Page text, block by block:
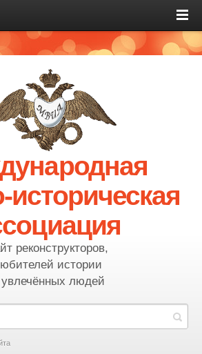
историческая
реконструкторов,
истории
людей